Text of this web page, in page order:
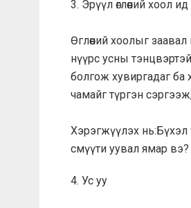
3. Эрүүл өглөөний хоол ид
Өглөөний хоолыг
нүүрс усны
болгож хувиргадаг ба
чамайг түргэн
Хэрэгжүүлэх нь:Бүхэл
смүүти уувал ямар вэ?
4. Ус уу